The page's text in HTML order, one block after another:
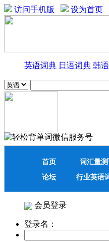
访问手机版 设为首页
英语词典 日语词典 韩
首页 词汇量
论坛
行业英语
会员登录
登录名：